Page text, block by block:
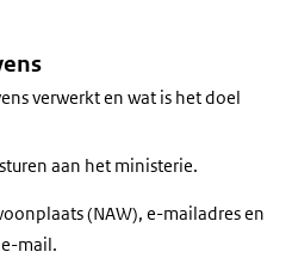
verwerkt en wat is het doel
aan het ministerie.
(NAW), e-mailadres en
mail.